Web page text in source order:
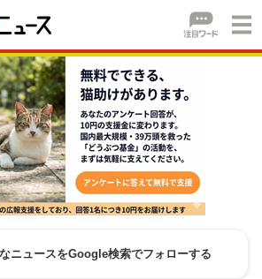
ニュースをGoogle検索でフォローする